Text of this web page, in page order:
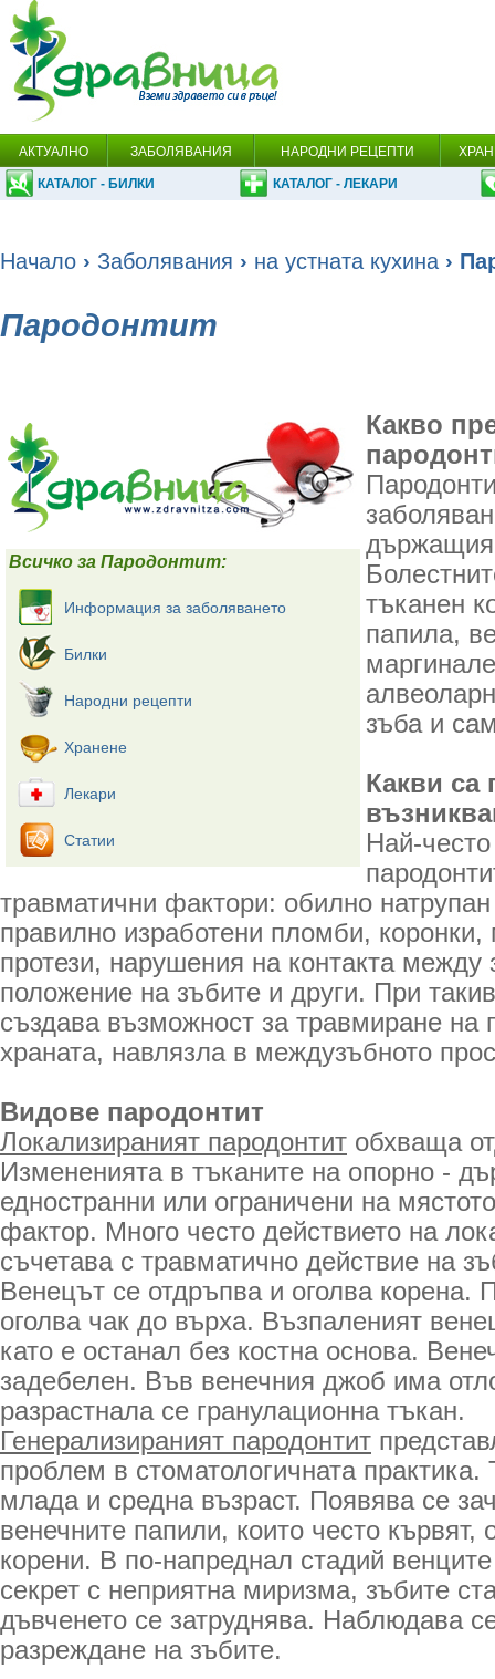
АКТУАЛНО ЗАБОЛЯВАНИЯ НАРОДНИ РЕЦЕПТИ
КАТАЛОГ - БИЛКИ КАТАЛОГ - ЛЕКАРИ
Начало › Заболявания › на устната кухина ›
Пародонтит
Всичко за Пародонтит:
Информация за заболяването
Билки
Народни рецепти
Хранене
Лекари
Статии
Какво
държащия
тъканен
папила,
зъба и
Какви са
Най-
травматични фактори: обилно
правилно изработени пломби, коронки,
протези, нарушения на контакта между
положение на зъбите и други. При
създава възможност за травмиране на
храната, навлязла в междузъбното
Видове пародонтит
Локализираният пародонтит обхваща
Измененията в тъканите на опорно -
едностранни или ограничени на
фактор. Много често действието на
съчетава с травматично действие на
Венецът се отдръпва и оголва корена.
оголва чак до върха. Възпаленият
като е останал без костна основа.
задебелен. Във венечния джоб има
разрастнала се гранулационна тъкан.
Генерализираният пародонтит
проблем в стоматологичната
млада и средна възраст. Появява се
венечните папили, които често кървят,
корени. В по-напреднал стадий венците
секрет с неприятна миризма, зъбите
дъвченето се затруднява. Наблюдава
разреждане на зъбите.